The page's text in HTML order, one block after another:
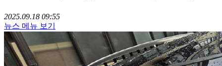
2025.09.18 09:55
뉴스 메뉴 보기